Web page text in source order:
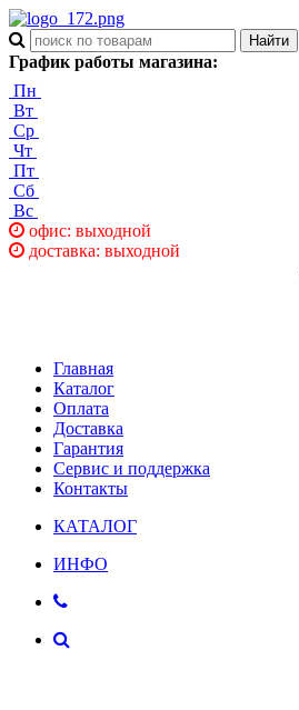
График работы магазина:
Пн
Вт
Ср
Чт
Пт
Сб
Вс
офис: выходной
доставка: выходной
Главная
Каталог
Оплата
Доставка
Гарантия
Сервис и поддержка
Контакты
КАТАЛОГ
ИНФО